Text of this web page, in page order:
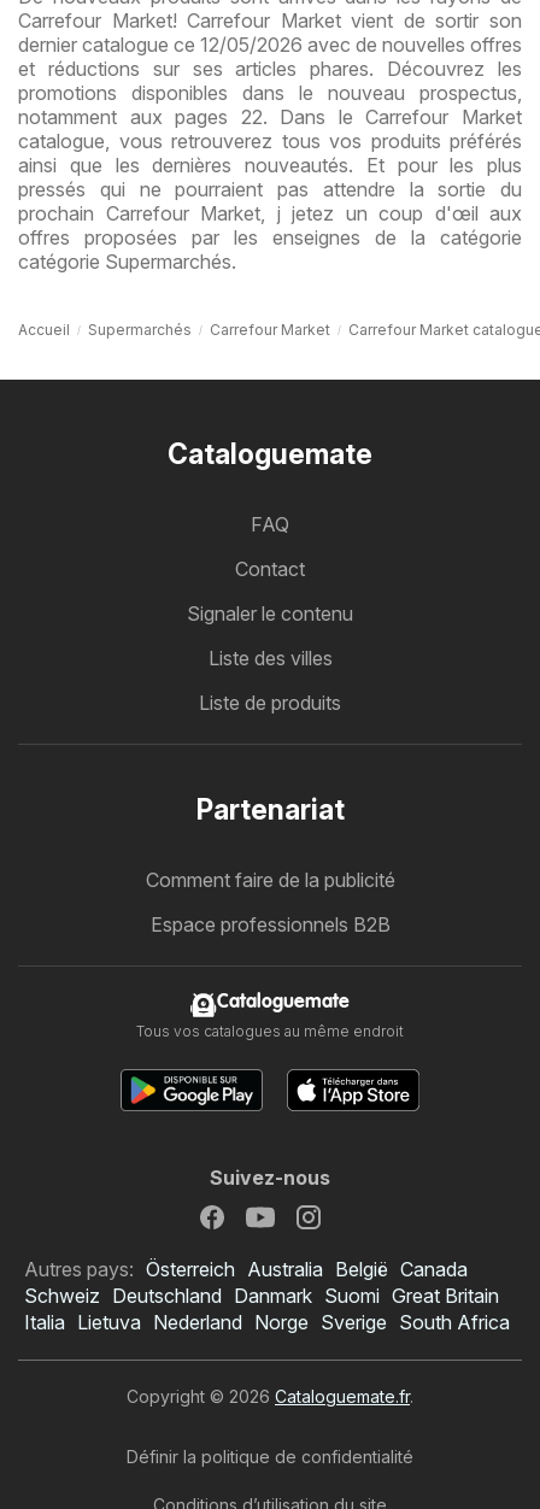
Carrefour Market! Carrefour Market vient de sortir son
dernier catalogue ce 12/05/2026 avec de nouvelles offres
et réductions sur ses articles phares. Découvrez les
promotions disponibles dans le nouveau prospectus,
notamment aux pages 22. Dans le Carrefour Market
catalogue, vous retrouverez tous vos produits préférés
ainsi que les dernières nouveautés. Et pour les plus
pressés qui ne pourraient pas attendre la sortie du
prochain Carrefour Market, j jetez un coup d'œil aux
offres proposées par les enseignes de la catégorie
catégorie Supermarchés.
Accueil Supermarchés Carrefour Market Carrefour Market
Cataloguemate
FAQ
Contact
Signaler le contenu
Liste des villes
Liste de produits
Partenariat
Comment faire de la publicité
Espace professionnels B2B
Cataloguemate
Tous vos catalogues au même endroit
Suivez-nous
Autres pays: Österreich Australia België Canada
Schweiz Deutschland Danmark Suomi Great Britain
Italia Lietuva Nederland Norge Sverige South Africa
Copyright © 2026 Cataloguemate.fr.
Définir la politique de confidentialité
Conditions d’utilisation du site